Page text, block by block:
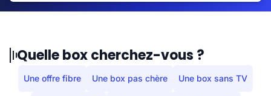
Quelle box cherchez-vous ?
Une offre fibre Une box pas chère Une box sans TV